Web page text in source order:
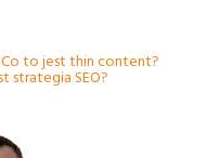
Co to jest thin content?
strategia SEO?